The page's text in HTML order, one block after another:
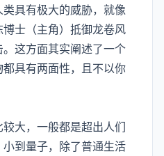
具有极大的威胁，就像
士（主角）抵御龙卷风
这方面其实阐述了一个
具有两面性，且不以你
大，一般都是超出人们
到量子，除了普通生活